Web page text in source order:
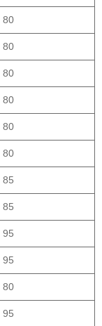
80
80
80
80
80
80
85
85
95
95
80
95